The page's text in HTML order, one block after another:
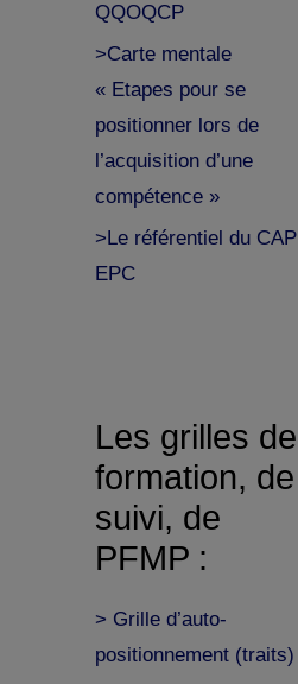
QQOQCP
>Carte mentale
« Etapes pour se
positionner lors de
l’acquisition d’une
compétence »
>Le référentiel du CAP
EPC
Les grilles de
formation, de
suivi, de
PFMP :
> Grille d’auto-
positionnement (traits)